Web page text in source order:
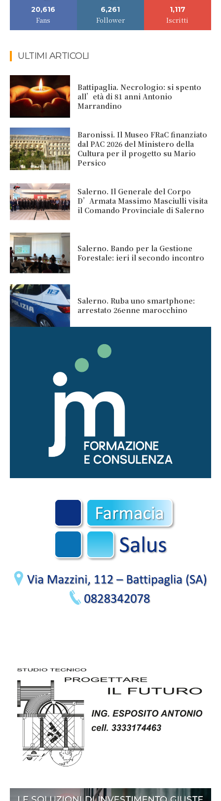
20,616
Fans
6,261
Follower
1,117
Iscritti
ULTIMI ARTICOLI
Battipaglia. Necrologio: si spento
all’età di 81 anni Antonio
Marrandino
Baronissi. Il Museo FRaC finanziato
dal PAC 2026 del Ministero della
Cultura per il progetto su Mario
Persico
Salerno. Il Generale del Corpo
D’Armata Massimo Masciulli visita
il Comando Provinciale di Salerno
Salerno. Bando per la Gestione
Forestale: ieri il secondo incontro
Salerno. Ruba uno smartphone:
arrestato 26enne marocchino